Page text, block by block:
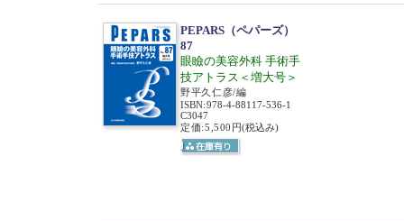
PEPARS（ペパーズ）
87
眼瞼の美容外科 手術手
技アトラス＜増大号＞
野平久仁彦/編
ISBN:978-4-88117-536-1
C3047
定価:5,500円(税込み)